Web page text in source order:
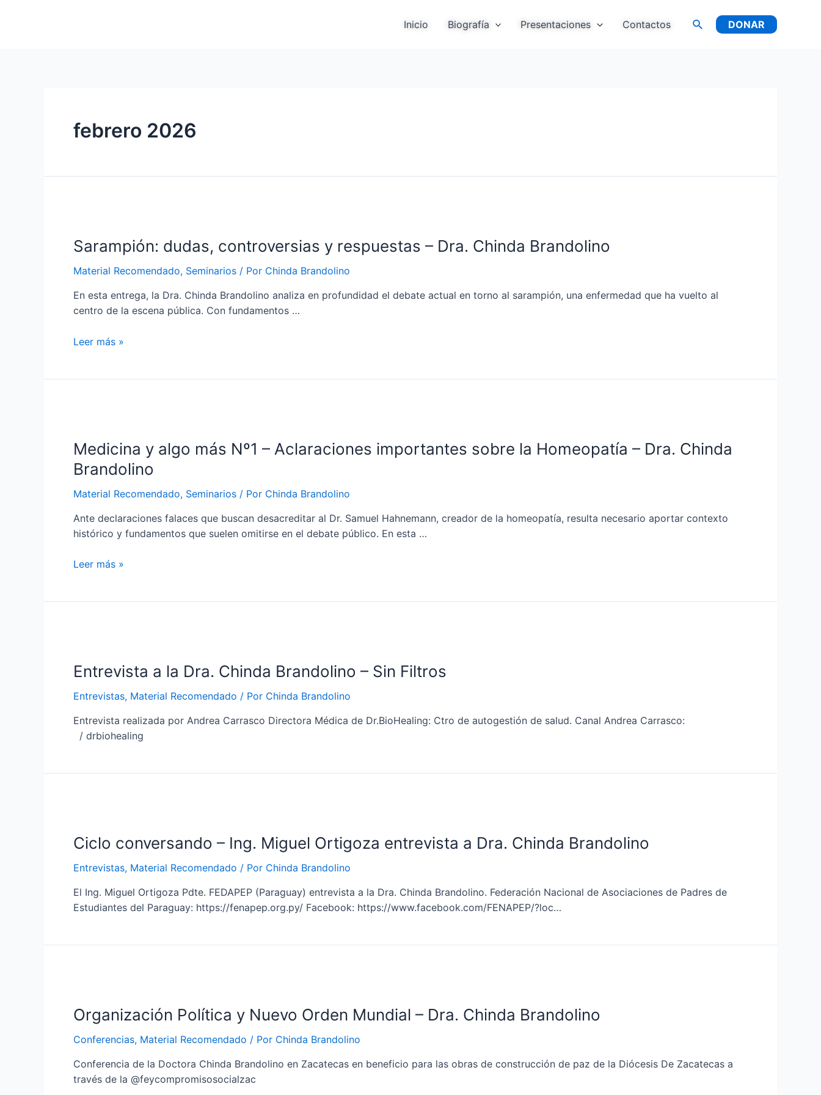
Inicio Biografía Presentaciones Contactos Buscar DONAR
febrero 2026
Sarampión: dudas, controversias y respuestas – Dra. Chinda Brandolino
Material Recomendado, Seminarios / Por Chinda Brandolino
En esta entrega, la Dra. Chinda Brandolino analiza en profundidad el debate actual en torno al sarampión, una enfermedad que ha vuelto al
centro de la escena pública. Con fundamentos …
Sarampión:
Chinda
Brandolino
Leer más »
Medicina y algo más Nº1 – Aclaraciones importantes sobre la Homeopatía – Dra. Chinda
Brandolino
Material Recomendado, Seminarios / Por Chinda Brandolino
Ante declaraciones falaces que buscan desacreditar al Dr. Samuel Hahnemann, creador de la homeopatía, resulta necesario aportar contexto
histórico y fundamentos que suelen omitirse en el debate público. En esta …
Medicina
importantes
la
Homeopatía
Brandolino
Leer más »
Entrevista a la Dra. Chinda Brandolino – Sin Filtros
Entrevistas, Material Recomendado / Por Chinda Brandolino
Entrevista realizada por Andrea Carrasco Directora Médica de Dr.BioHealing: Ctro de autogestión de salud. Canal Andrea Carrasco:
/ drbiohealing
Ciclo conversando – Ing. Miguel Ortigoza entrevista a Dra. Chinda Brandolino
Entrevistas, Material Recomendado / Por Chinda Brandolino
El Ing. Miguel Ortigoza Pdte. FEDAPEP (Paraguay) entrevista a la Dra. Chinda Brandolino. Federación Nacional de Asociaciones de Padres de
Estudiantes del Paraguay: https://fenapep.org.py/ Facebook: https://www.facebook.com/FENAPEP/?loc…
Organización Política y Nuevo Orden Mundial – Dra. Chinda Brandolino
Conferencias, Material Recomendado / Por Chinda Brandolino
Conferencia de la Doctora Chinda Brandolino en Zacatecas en beneficio para las obras de construcción de paz de la Diócesis De Zacatecas a
través de la @feycompromisosocialzac